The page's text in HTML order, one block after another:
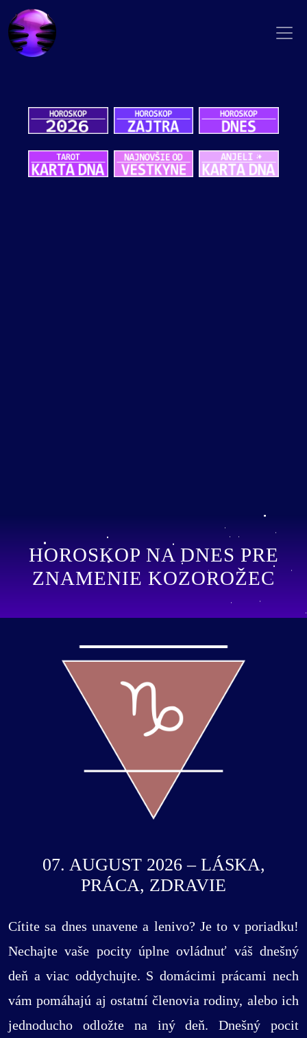
HOROSKOP NA DNES PRE
ZNAMENIE KOZOROŽEC
07. AUGUST 2026 – LÁSKA,
PRÁCA, ZDRAVIE
Cítite sa dnes unavene a lenivo? Je to v poriadku!
Nechajte vaše pocity úplne ovládnuť váš dnešný
deň a viac oddychujte. S domácimi prácami nech
vám pomáhajú aj ostatní členovia rodiny, alebo ich
jednoducho odložte na iný deň. Dnešný pocit